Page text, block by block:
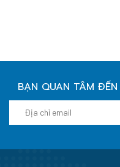
BẠN QUAN TÂM